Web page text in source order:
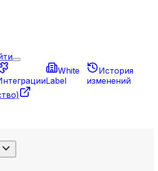
White
Label
История
изменений